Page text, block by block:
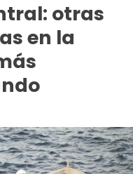
otras
en la